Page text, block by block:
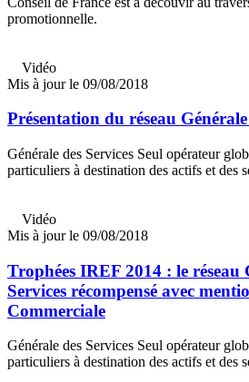
promotionnelle.
Vidéo
Mis à jour le 09/08/2018
Présentation du réseau Générale
Générale des Services Seul opérateur
particuliers à destination des actifs et des
Vidéo
Mis à jour le 09/08/2018
Trophées IREF 2014 : le réseau
Services récompensé avec
Commerciale
Générale des Services Seul opérateur
particuliers à destination des actifs et des